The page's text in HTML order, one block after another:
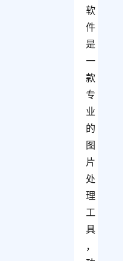
软
件
是
一
款
专
业
的
图
片
处
理
工
具
，